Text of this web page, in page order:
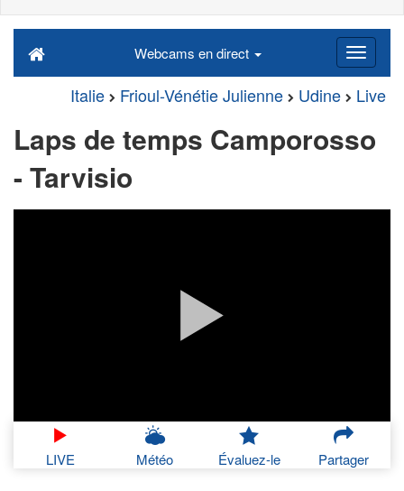
Webcams en direct
Italie Frioul-Vénétie Julienne Udine Live
Laps de temps Camporosso
- Tarvisio
LIVE Météo Évaluez-le Partager